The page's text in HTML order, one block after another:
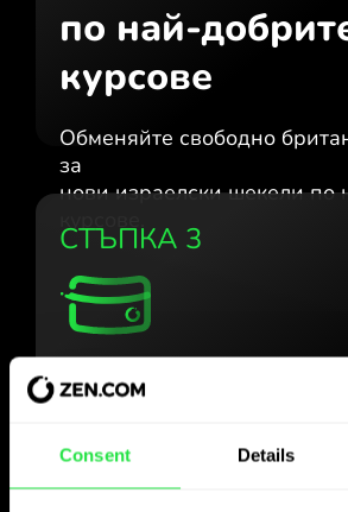
Consent Details
по най-
курсове
Обменяйте свободно
за
нови израелски шекели по
СТЪПКА 3
Използвайте
избраната
както желаете